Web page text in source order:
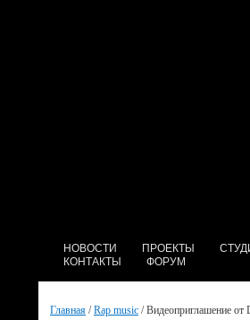
НОВОСТИ ПРОЕКТЫ
КОНТАКТЫ
ФОРУМ
Главная /Rap music / Видеоприглашение от